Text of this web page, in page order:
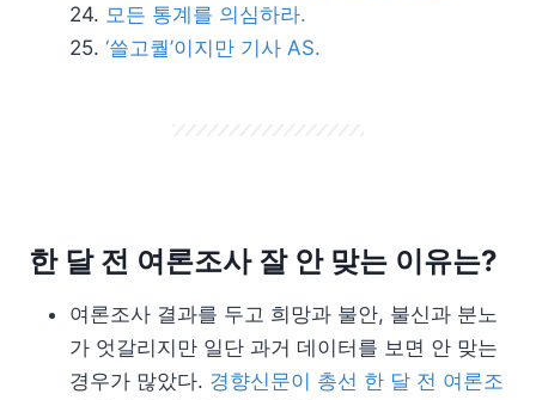
모든 통계를 의심하라.
‘쓸고퀄’이지만 기사 AS.
한 달 전 여론조사 잘 안 맞는 이유는?
여론조사 결과를 두고 희망과 불안, 불신과 분노
가 엇갈리지만 일단 과거 데이터를 보면 안 맞는
경우가 많았다. 경향신문이 총선 한 달 전 여론조